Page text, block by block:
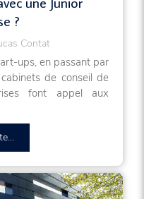
?
Contat
ups, en passant par
de conseil de
font appel aux